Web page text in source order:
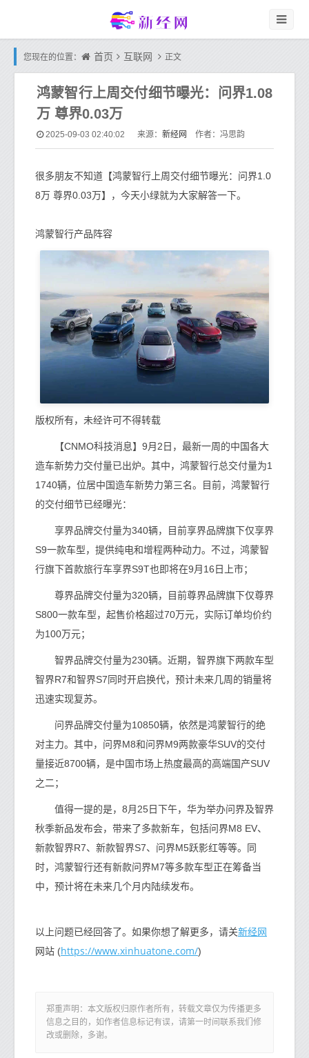
您现在的位置： 首页 互联网 正文
鸿蒙智行上周交付细节曝光：问界1.08
万 尊界0.03万
2025-09-03 02:40:02 来源： 新经网 作者：冯思韵
很多朋友不知道【鸿蒙智行上周交付细节曝光：问界1.0
8万 尊界0.03万】，今天小绿就为大家解答一下。
鸿蒙智行产品阵容
版权所有，未经许可不得转载
【CNMO科技消息】9月2日，最新一周的中国各大
造车新势力交付量已出炉。其中，鸿蒙智行总交付量为1
1740辆，位居中国造车新势力第三名。目前，鸿蒙智行
的交付细节已经曝光：
享界品牌交付量为340辆，目前享界品牌旗下仅享界
S9一款车型，提供纯电和增程两种动力。不过，鸿蒙智
行旗下首款旅行车享界S9T也即将在9月16日上市；
尊界品牌交付量为320辆，目前尊界品牌旗下仅尊界
S800一款车型，起售价格超过70万元，实际订单均价约
为100万元；
智界品牌交付量为230辆。近期，智界旗下两款车型
智界R7和智界S7同时开启换代，预计未来几周的销量将
迅速实现复苏。
问界品牌交付量为10850辆，依然是鸿蒙智行的绝
对主力。其中，问界M8和问界M9两款豪华SUV的交付
量接近8700辆，是中国市场上热度最高的高端国产SUV
之二；
值得一提的是，8月25日下午，华为举办问界及智界
秋季新品发布会，带来了多款新车，包括问界M8 EV、
新款智界R7、新款智界S7、问界M5跃影红等等。同
时，鸿蒙智行还有新款问界M7等多款车型正在筹备当
中，预计将在未来几个月内陆续发布。
以上问题已经回答了。如果你想了解更多，请关新经网
网站 (https://www.xinhuatone.com/)
郑重声明：本文版权归原作者所有，转载文章仅为传播更多
信息之目的，如作者信息标记有误，请第一时间联系我们修
改或删除，多谢。